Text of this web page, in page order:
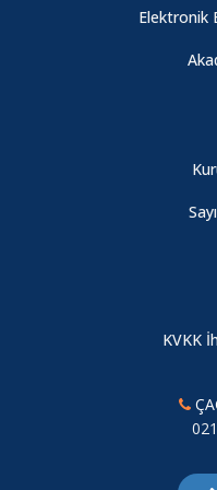
İşleyişe Entegrasyonu
Personelimize Yönelik
Yöntemleri” Eğitimi
Personelimize Yönelik
Yöntemleri” Eğitimi
Üniversitemiz
Elektronik
KVKK